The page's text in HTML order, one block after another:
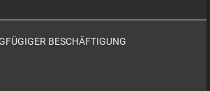
BESCHÄFTIGUNG